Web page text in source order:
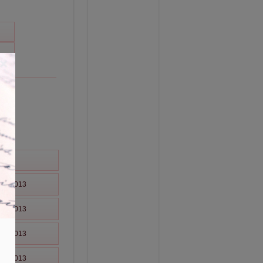
2013
2013
03-2013
2013